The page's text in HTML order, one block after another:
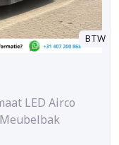
BTW
LED Airco